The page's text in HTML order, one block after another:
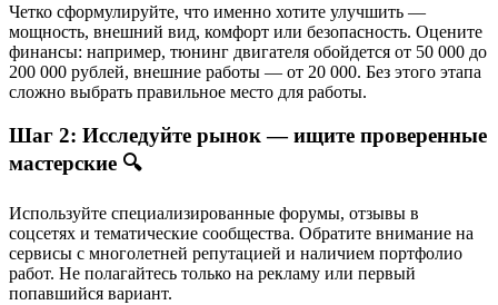
Четко сформулируйте, что именно хотите улучшить —
мощность, внешний вид, комфорт или безопасность. Оцените
финансы: например, тюнинг двигателя обойдется от 50 000 до
200 000 рублей, внешние работы — от 20 000. Без этого этапа
сложно выбрать правильное место для работы.
Шаг 2: Исследуйте рынок — ищите проверенные
мастерские 🔍
Используйте специализированные форумы, отзывы в
соцсетях и тематические сообщества. Обратите внимание на
сервисы с многолетней репутацией и наличием портфолио
работ. Не полагайтесь только на рекламу или первый
попавшийся вариант.